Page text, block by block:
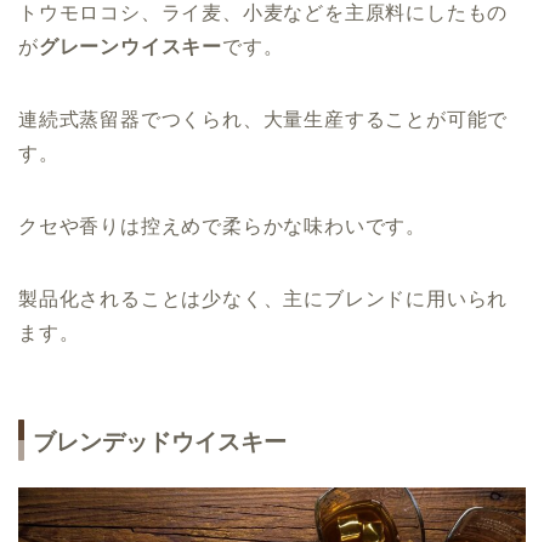
トウモロコシ、ライ麦、小麦などを主原料にしたもの
がグレーンウイスキーです。
連続式蒸留器でつくられ、大量生産することが可能で
す。
クセや香りは控えめで柔らかな味わいです。
製品化されることは少なく、主にブレンドに用いられ
ます。
ブレンデッドウイスキー